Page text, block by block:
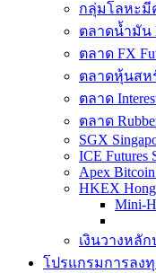
กลุ่มโลหะมี
ตลาดน้ำมัน
ตลาด FX
ตลาดหุ้นสห
ตลาด
ตลาด
SGX
ICE Futures
Apex
HKEX Hong
Mini-
เงินวางหลั
โปรแกรมการลง